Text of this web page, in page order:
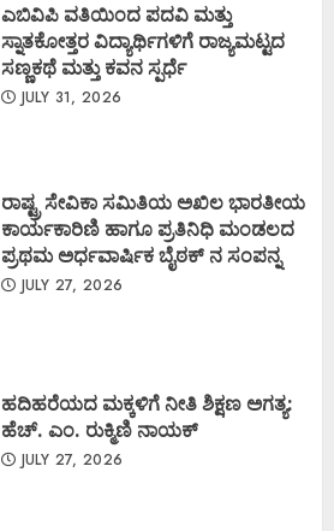
ಎಬಿವಿಪಿ ವತಿಯಿಂದ ಪದವಿ ಮತ್ತು
ಸ್ನಾತಕೋತ್ತರ ವಿದ್ಯಾರ್ಥಿಗಳಿಗೆ ರಾಜ್ಯಮಟ್ಟದ
ಸಣ್ಣಕಥೆ ಮತ್ತು ಕವನ ಸ್ಪರ್ಧೆ
JULY 31, 2026
ರಾಷ್ಟ್ರ ಸೇವಿಕಾ ಸಮಿತಿಯ ಅಖಿಲ ಭಾರತೀಯ
ಕಾರ್ಯಕಾರಿಣಿ ಹಾಗೂ ಪ್ರತಿನಿಧಿ ಮಂಡಲದ
ಪ್ರಥಮ ಅರ್ಧವಾರ್ಷಿಕ ಬೈಠಕ್ ನ ಸಂಪನ್ನ
JULY 27, 2026
ಹದಿಹರೆಯದ ಮಕ್ಕಳಿಗೆ ನೀತಿ ಶಿಕ್ಷಣ ಅಗತ್ಯ:
ಹೆಚ್. ಎಂ. ರುಕ್ಮಿಣಿ ನಾಯಕ್
JULY 27, 2026